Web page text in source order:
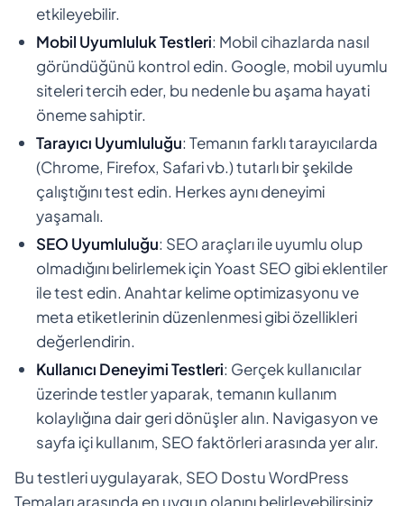
etkileyebilir.
Mobil Uyumluluk Testleri: Mobil cihazlarda nasıl
göründüğünü kontrol edin. Google, mobil uyumlu
siteleri tercih eder, bu nedenle bu aşama hayati
öneme sahiptir.
Tarayıcı Uyumluluğu: Temanın farklı tarayıcılarda
(Chrome, Firefox, Safari vb.) tutarlı bir şekilde
çalıştığını test edin. Herkes aynı deneyimi
yaşamalı.
SEO Uyumluluğu: SEO araçları ile uyumlu olup
olmadığını belirlemek için Yoast SEO gibi eklentiler
ile test edin. Anahtar kelime optimizasyonu ve
meta etiketlerinin düzenlenmesi gibi özellikleri
değerlendirin.
Kullanıcı Deneyimi Testleri: Gerçek kullanıcılar
üzerinde testler yaparak, temanın kullanım
kolaylığına dair geri dönüşler alın. Navigasyon ve
sayfa içi kullanım, SEO faktörleri arasında yer alır.
Bu testleri uygulayarak, SEO Dostu WordPress
Temaları arasında en uygun olanını belirleyebilirsiniz.